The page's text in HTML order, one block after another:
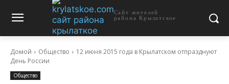
Сайт жителей
района Крылатское
Домой Общество
12 июня 2015 года в Крылатском отпразднуют
День России
Общество